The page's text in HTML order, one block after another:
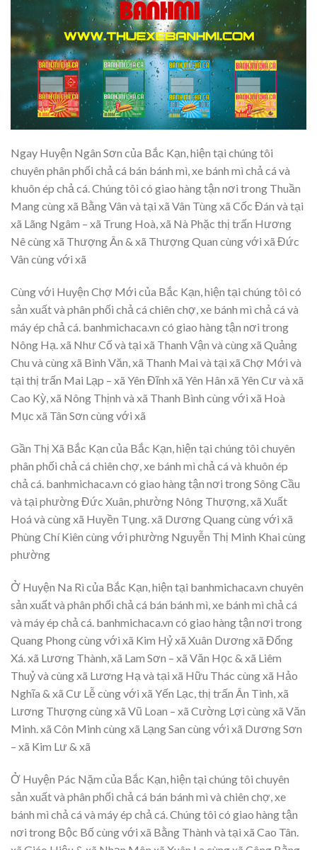
Ngay Huyện Ngân Sơn của Bắc Kạn, hiện tại chúng tôi
chuyên phân phối chả cá bán bánh mì, xe bánh mì chả cá và
khuôn ép chả cá. Chúng tôi có giao hàng tận nơi trong Thuần
Mang cùng xã Bằng Vân và tại xã Vân Tùng xã Cốc Đán và tại
xã Lãng Ngâm – xã Trung Hoà, xã Nà Phặc thị trấn Hương
Nê cùng xã Thượng Ân & xã Thượng Quan cùng với xã Đức
Vân cùng với xã
Cùng với Huyện Chợ Mới của Bắc Kạn, hiện tại chúng tôi có
sản xuất và phân phối chả cá chiên chợ, xe bánh mì chả cá và
máy ép chả cá. banhmichaca.vn có giao hàng tận nơi trong
Nông Hạ. xã Như Cố và tại xã Thanh Vận và cùng xã Quảng
Chu và cùng xã Bình Văn, xã Thanh Mai và tại xã Chợ Mới và
tại thị trấn Mai Lạp – xã Yên Đĩnh xã Yên Hân xã Yên Cư và xã
Cao Kỳ, xã Nông Thịnh và xã Thanh Bình cùng với xã Hoà
Mục xã Tân Sơn cùng với xã
Gần Thị Xã Bắc Kạn của Bắc Kạn, hiện tại chúng tôi chuyên
phân phối chả cá chiên chợ, xe bánh mì chả cá và khuôn ép
chả cá. banhmichaca.vn có giao hàng tận nơi trong Sông Cầu
và tại phường Đức Xuân, phường Nông Thượng, xã Xuất
Hoá và cùng xã Huyền Tụng. xã Dương Quang cùng với xã
Phùng Chí Kiên cùng với phường Nguyễn Thị Minh Khai cùng
phường
Ở Huyện Na Rì của Bắc Kạn, hiện tại banhmichaca.vn chuyên
sản xuất và phân phối chả cá bán bánh mì, xe bánh mì chả cá
và máy ép chả cá. banhmichaca.vn có giao hàng tận nơi trong
Quang Phong cùng với xã Kim Hỷ xã Xuân Dương xã Đổng
Xá. xã Lương Thành, xã Lam Sơn – xã Văn Học & xã Liêm
Thuỷ và cùng xã Lương Hạ và tại xã Hữu Thác cùng xã Hảo
Nghĩa & xã Cư Lễ cùng với xã Yến Lạc, thị trấn Ân Tình, xã
Lương Thượng cùng xã Vũ Loan – xã Cường Lợi cùng xã Văn
Minh. xã Côn Minh cùng xã Lạng San cùng với xã Dương Sơn
– xã Kim Lư & xã
Ở Huyện Pác Nặm của Bắc Kạn, hiện tại chúng tôi chuyên
sản xuất và phân phối chả cá bán bánh mì và chiên chợ, xe
bánh mì chả cá và máy ép chả cá. Chúng tôi có giao hàng tận
nơi trong Bộc Bố cùng với xã Bằng Thành và tại xã Cao Tân.